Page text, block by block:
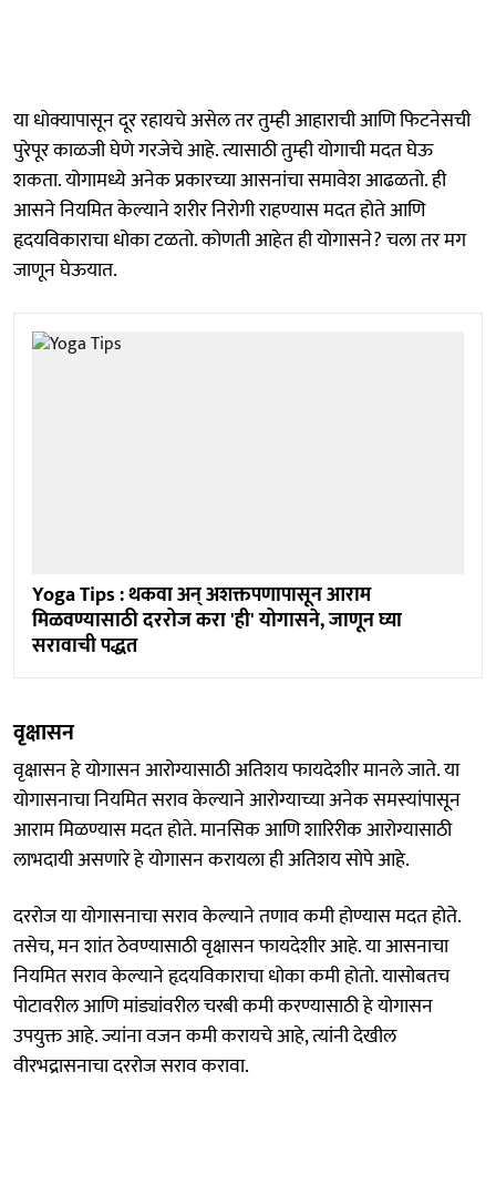
या धोक्यापासून दूर रहायचे असेल तर तुम्ही आहाराची आणि फिटनेसची
पुरेपूर काळजी घेणे गरजेचे आहे. त्यासाठी तुम्ही योगाची मदत घेऊ
शकता. योगामध्ये अनेक प्रकारच्या आसनांचा समावेश आढळतो. ही
आसने नियमित केल्याने शरीर निरोगी राहण्यास मदत होते आणि
हृदयविकाराचा धोका टळतो. कोणती आहेत ही योगासने? चला तर मग
जाणून घेऊयात.
Yoga Tips : थकवा अन् अशक्तपणापासून आराम
मिळवण्यासाठी दररोज करा 'ही' योगासने, जाणून घ्या
सरावाची पद्धत
वृक्षासन
वृक्षासन हे योगासन आरोग्यासाठी अतिशय फायदेशीर मानले जाते. या
योगासनाचा नियमित सराव केल्याने आरोग्याच्या अनेक समस्यांपासून
आराम मिळण्यास मदत होते. मानसिक आणि शारिरीक आरोग्यासाठी
लाभदायी असणारे हे योगासन करायला ही अतिशय सोपे आहे.
दररोज या योगासनाचा सराव केल्याने तणाव कमी होण्यास मदत होते.
तसेच, मन शांत ठेवण्यासाठी वृक्षासन फायदेशीर आहे. या आसनाचा
नियमित सराव केल्याने हृदयविकाराचा धोका कमी होतो. यासोबतच
पोटावरील आणि मांड्यांवरील चरबी कमी करण्यासाठी हे योगासन
उपयुक्त आहे. ज्यांना वजन कमी करायचे आहे, त्यांनी देखील
वीरभद्रासनाचा दररोज सराव करावा.